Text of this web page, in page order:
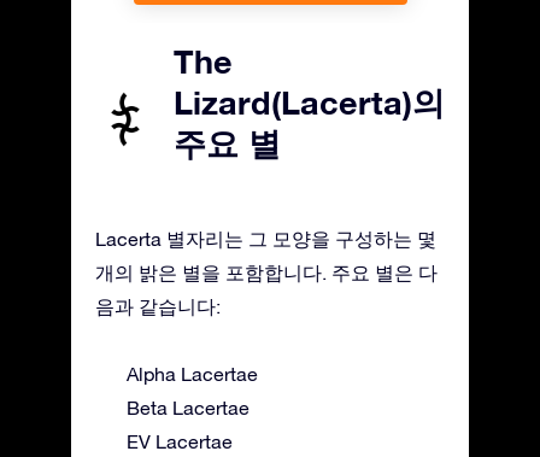
The
Lizard(Lacerta)의
주요 별
Lacerta 별자리는 그 모양을 구성하는 몇
개의 밝은 별을 포함합니다. 주요 별은 다
음과 같습니다:
Alpha Lacertae
Beta Lacertae
EV Lacertae